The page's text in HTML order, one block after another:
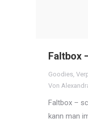
Faltbox
Goodies,
Von
Faltbox –
kann man